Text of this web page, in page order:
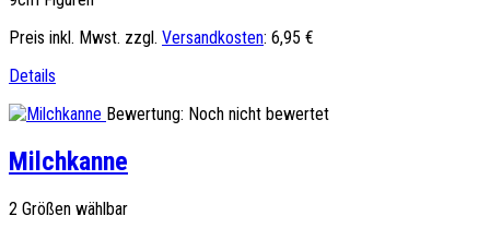
Preis inkl. Mwst. zzgl. Versandkosten: 6,95 €
Details
Bewertung: Noch nicht bewertet
Milchkanne
2 Größen wählbar